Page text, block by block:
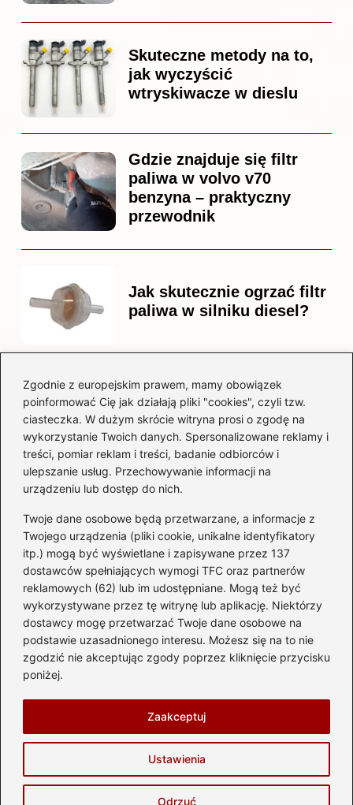
Zgodnie z europejskim prawem, mamy obowiązek
poinformować Cię jak działają pliki "cookies", czyli tzw.
ciasteczka. W dużym skrócie witryna prosi o zgodę na
wykorzystanie Twoich danych. Spersonalizowane reklamy i
treści, pomiar reklam i treści, badanie odbiorców i
ulepszanie usług. Przechowywanie informacji na
urządzeniu lub dostęp do nich.
Twoje dane osobowe będą przetwarzane, a informacje z
Twojego urządzenia (pliki cookie, unikalne identyfikatory
itp.) mogą być wyświetlane i zapisywane przez 137
dostawców spełniających wymogi TFC oraz partnerów
reklamowych (62) lub im udostępniane. Mogą też być
wykorzystywane przez tę witrynę lub aplikację. Niektórzy
dostawcy mogę przetwarzać Twoje dane osobowe na
podstawie uzasadnionego interesu. Możesz się na to nie
zgodzić nie akceptując zgody poprzez kliknięcie przycisku
poniżej.
Ustawienia
Odrzuć
Zaakceptuj
Skuteczne metody na to,
jak wyczyścić
wtryskiwacze w dieslu
Gdzie znajduje się filtr
paliwa w volvo v70
benzyna – praktyczny
przewodnik
Jak skutecznie ogrzać filtr
paliwa w silniku diesel?
Czy warto kupować
diesla? Przewodnik dla
przyszłych właścicieli
Kategorie
Akumulator(74)
Benzyna i Diesel(87)
Motocykle(49)
Opony(81)
Prawo jazdy(77)
Samochody(238)
Silnik(83)
Copyright © 2026 automotostrefa.pl
Prywatność
Zasady użytkowania
Napisz do nas